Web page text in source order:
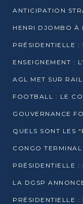
ANTICIPATION STRATÉGIQUE ET
QUELS SONT LES